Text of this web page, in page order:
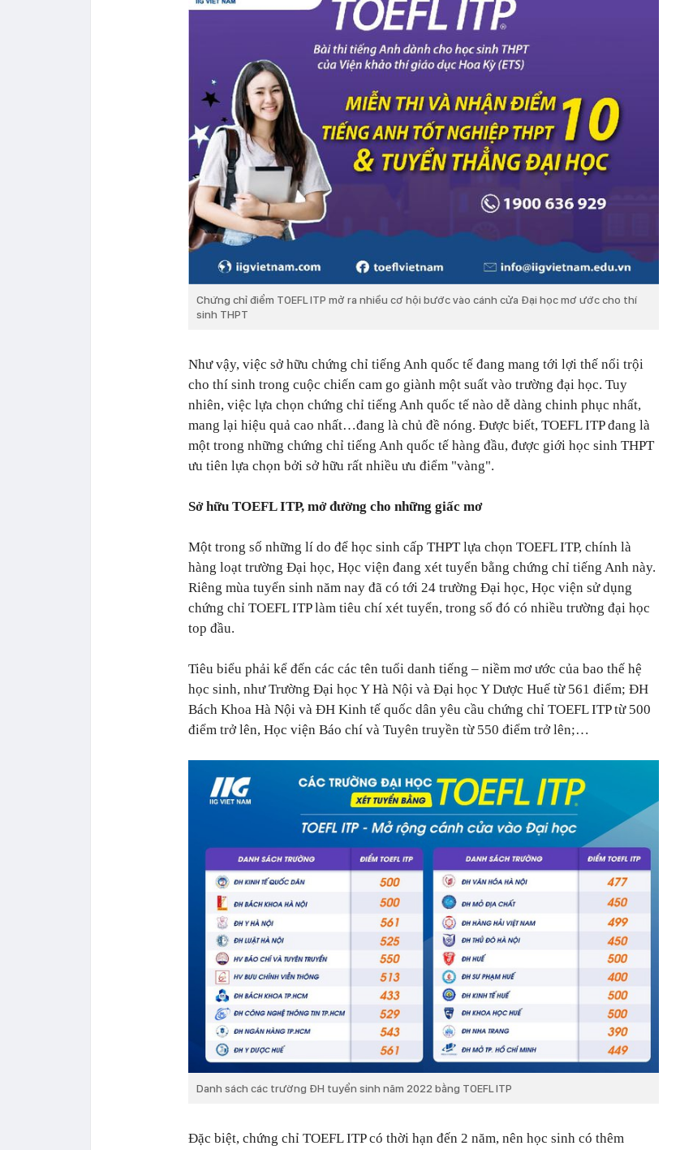
Chứng chỉ điểm TOEFL ITP mở ra nhiều cơ hội bước vào cánh cửa Đại học mơ ước cho thí
sinh THPT
Như vậy, việc sở hữu chứng chỉ tiếng Anh quốc tế đang mang tới lợi thế nổi trội
cho thí sinh trong cuộc chiến cam go giành một suất vào trường đại học. Tuy
nhiên, việc lựa chọn chứng chỉ tiếng Anh quốc tế nào dễ dàng chinh phục nhất,
mang lại hiệu quả cao nhất…đang là chủ đề nóng. Được biết, TOEFL ITP đang là
một trong những chứng chỉ tiếng Anh quốc tế hàng đầu, được giới học sinh THPT
ưu tiên lựa chọn bởi sở hữu rất nhiều ưu điểm "vàng".
Sở hữu TOEFL ITP, mở đường cho những giấc mơ
Một trong số những lí do để học sinh cấp THPT lựa chọn TOEFL ITP, chính là
hàng loạt trường Đại học, Học viện đang xét tuyển bằng chứng chỉ tiếng Anh này.
Riêng mùa tuyển sinh năm nay đã có tới 24 trường Đại học, Học viện sử dụng
chứng chỉ TOEFL ITP làm tiêu chí xét tuyển, trong số đó có nhiều trường đại học
top đầu.
Tiêu biểu phải kể đến các các tên tuổi danh tiếng – niềm mơ ước của bao thế hệ
học sinh, như Trường Đại học Y Hà Nội và Đại học Y Dược Huế từ 561 điểm; ĐH
Bách Khoa Hà Nội và ĐH Kinh tế quốc dân yêu cầu chứng chỉ TOEFL ITP từ 500
điểm trở lên, Học viện Báo chí và Tuyên truyền từ 550 điểm trở lên;…
Danh sách các trường ĐH tuyển sinh năm 2022 bằng TOEFL ITP
Đặc biệt, chứng chỉ TOEFL ITP có thời hạn đến 2 năm, nên học sinh có thêm